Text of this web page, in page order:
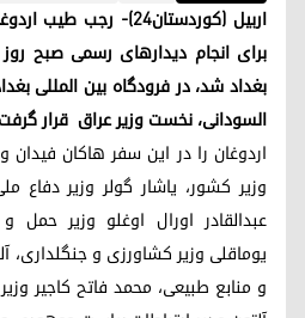
اربیل (کوردستان۲۴)-
بغداد شد، در فرودگاه بین المللی
السودانی، نخست وزیر عراق قرار
اردوغان را در این سفر هاکان فیدان
وزیر کشور، یاشار گولر وزیر دفاع
عبدالقادر اورال اوغلو وزیر حمل
یوماقلی وزیر کشاورزی و جنگلداری،
و منابع طبیعی، محمد فاتح کاجیر